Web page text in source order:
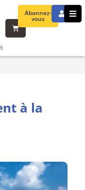
Abonnez-
vous
à la